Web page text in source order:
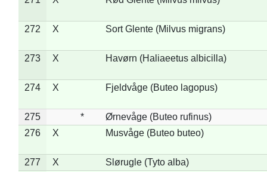
272 X Sort Glente (Milvus migrans)
273 X Havørn (Haliaeetus albicilla)
274 X Fjeldvåge (Buteo lagopus)
275 *
Ørnevåge (Buteo rufinus)
276
X Musvåge (Buteo buteo)
277 X
Slørugle (Tyto alba)